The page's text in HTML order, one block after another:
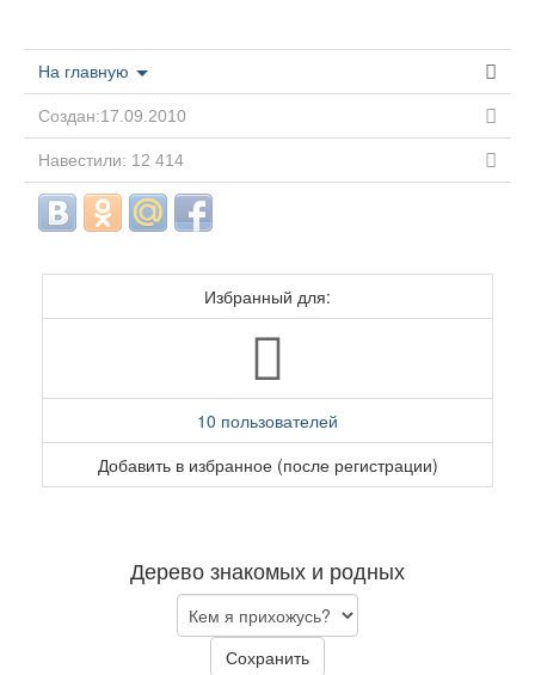
На главную
Создан:17.09.2010
Навестили: 12 414
Избранный для:
10 пользователей
Добавить в избранное (после регистрации)
Дерево знакомых и родных
Сохранить